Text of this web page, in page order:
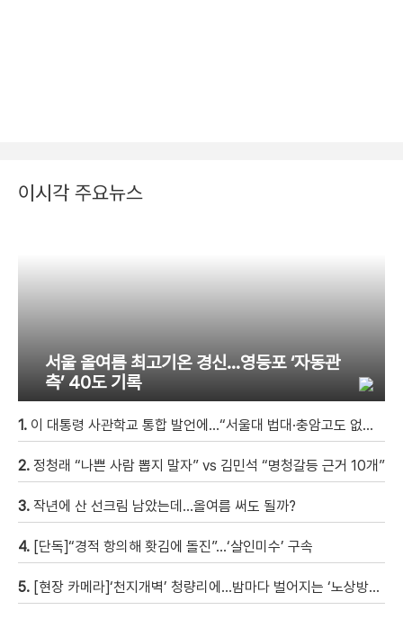
이시각 주요뉴스
서울 올여름 최고기온 경신…영등포 ‘자동관
측’ 40도 기록
1. 이 대통령 사관학교 통합 발언에…“서울대 법대·충암고도 없애나”
2. 정청래 “나쁜 사람 뽑지 말자” vs 김민석 “명청갈등 근거 10개”
3. 작년에 산 선크림 남았는데…올여름 써도 될까?
4. [단독]“경적 항의해 홧김에 돌진”…‘살인미수’ 구속
5. [현장 카메라]‘천지개벽’ 청량리에…밤마다 벌어지는 ‘노상방뇨 전쟁’